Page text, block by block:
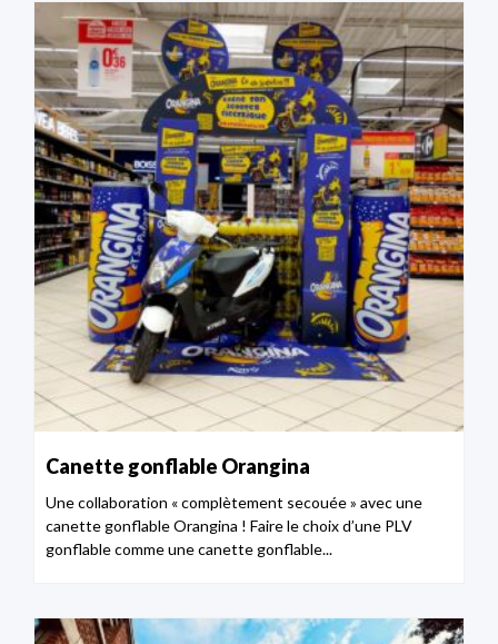
Canette gonflable Orangina
Une collaboration « complètement secouée » avec une
canette gonflable Orangina ! Faire le choix d’une PLV
gonflable comme une canette gonflable...